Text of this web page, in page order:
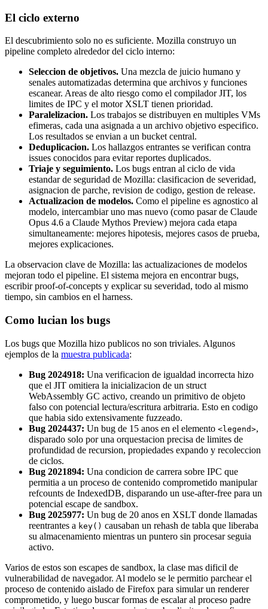
El ciclo externo
El descubrimiento solo no es suficiente. Mozilla construyo un
pipeline completo alrededor del ciclo interno:
Seleccion de objetivos. Una mezcla de juicio humano y
senales automatizadas determina que archivos y funciones
escanear. Areas de alto riesgo como el compilador JIT, los
limites de IPC y el motor XSLT tienen prioridad.
Paralelizacion. Los trabajos se distribuyen en multiples VMs
efimeras, cada una asignada a un archivo objetivo especifico.
Los resultados se envian a un bucket central.
Deduplicacion. Los hallazgos entrantes se verifican contra
issues conocidos para evitar reportes duplicados.
Triaje y seguimiento. Los bugs entran al ciclo de vida
estandar de seguridad de Mozilla: clasificacion de severidad,
asignacion de parche, revision de codigo, gestion de release.
Actualizacion de modelos. Como el pipeline es agnostico al
modelo, intercambiar uno mas nuevo (como pasar de Claude
Opus 4.6 a Claude Mythos Preview) mejora cada etapa
simultaneamente: mejores hipotesis, mejores casos de prueba,
mejores explicaciones.
La observacion clave de Mozilla: las actualizaciones de modelos
mejoran todo el pipeline. El sistema mejora en encontrar bugs,
escribir proof-of-concepts y explicar su severidad, todo al mismo
tiempo, sin cambios en el harness.
Como lucian los bugs
Los bugs que Mozilla hizo publicos no son triviales. Algunos
ejemplos de la muestra publicada:
Bug 2024918: Una verificacion de igualdad incorrecta hizo
que el JIT omitiera la inicializacion de un struct
WebAssembly GC activo, creando un primitivo de objeto
falso con potencial lectura/escritura arbitraria. Esto en codigo
que habia sido extensivamente fuzzeado.
Bug 2024437: Un bug de 15 anos en el elemento <legend>,
disparado solo por una orquestacion precisa de limites de
profundidad de recursion, propiedades expando y recoleccion
de ciclos.
Bug 2021894: Una condicion de carrera sobre IPC que
permitia a un proceso de contenido comprometido manipular
refcounts de IndexedDB, disparando un use-after-free para un
potencial escape de sandbox.
Bug 2025977: Un bug de 20 anos en XSLT donde llamadas
reentrantes a key() causaban un rehash de tabla que liberaba
su almacenamiento mientras un puntero sin procesar seguia
activo.
Varios de estos son escapes de sandbox, la clase mas dificil de
vulnerabilidad de navegador. Al modelo se le permitio parchear el
proceso de contenido aislado de Firefox para simular un renderer
comprometido, y luego buscar formas de escalar al proceso padre